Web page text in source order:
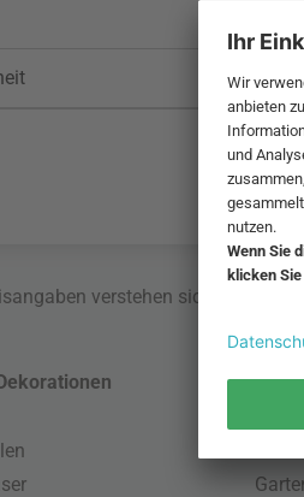
verstehen sich inklusive